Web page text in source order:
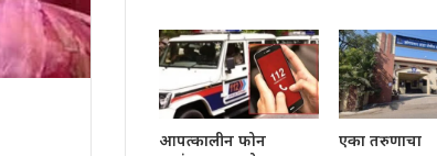
आपत्कालीन फोन
एका तरुणाचा